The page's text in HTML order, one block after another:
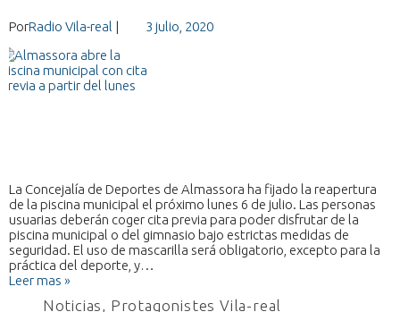
PorRadio Vila-real | 3 julio, 2020
La Concejalía de Deportes de Almassora ha fijado la reapertura
de la piscina municipal el próximo lunes 6 de julio. Las personas
usuarias deberán coger cita previa para poder disfrutar de la
piscina municipal o del gimnasio bajo estrictas medidas de
seguridad. El uso de mascarilla será obligatorio, excepto para la
práctica del deporte, y…
Leer mas »
Noticias, Protagonistes Vila-real